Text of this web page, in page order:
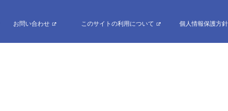
お問い合わせ このサイトの利用について 個人情報保護方針